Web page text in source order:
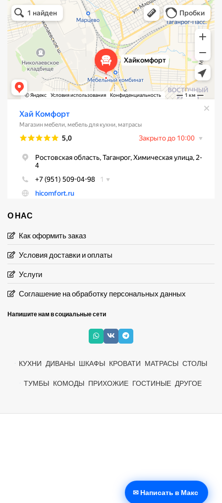
Хай Комфорт
Магазин мебели в Таганроге
Мебель для кухни в Таганроге
О НАС
Как оформить заказ
Условия доставки и оплаты
Услуги
Соглашение на обработку персональных данных
Напишите нам в социальные сети
КУХНИ ДИВАНЫ ШКАФЫ КРОВАТИ МАТРАСЫ СТОЛЫ
ТУМБЫ КОМОДЫ ПРИХОЖИЕ ГОСТИНЫЕ ДРУГОЕ
✉ Написать в Макс